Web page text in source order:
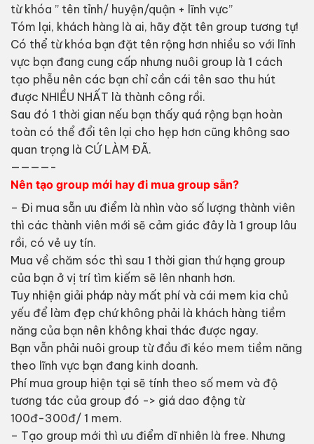
từ khóa ” tên tỉnh/ huyện/quận + lĩnh vực”
Tóm lại, khách hàng là ai, hãy đặt tên group tương tự!
Có thể từ khóa bạn đặt tên rộng hơn nhiều so với lĩnh
vực bạn đang cung cấp nhưng nuôi group là 1 cách
tạo phễu nên các bạn chỉ cần cái tên sao thu hút
được NHIỀU NHẤT là thành công rồi.
Sau đó 1 thời gian nếu bạn thấy quá rộng bạn hoàn
toàn có thể đổi tên lại cho hẹp hơn cũng không sao
quan trọng là CỨ LÀM ĐÃ.
————-
Nên tạo group mới hay đi mua group sẵn?
– Đi mua sẵn ưu điểm là nhìn vào số lượng thành viên
thì các thành viên mới sẽ cảm giác đây là 1 group lâu
rồi, có vẻ uy tín.
Mua về chăm sóc thì sau 1 thời gian thứ hạng group
của bạn ở vị trí tìm kiếm sẽ lên nhanh hơn.
Tuy nhiện giải pháp này mất phí và cái mem kia chủ
yếu để làm đẹp chứ không phải là khách hàng tiềm
năng của bạn nên không khai thác được ngay.
Bạn vẫn phải nuôi group từ đầu đi kéo mem tiềm năng
theo lĩnh vực bạn đang kinh doanh.
Phí mua group hiện tại sẽ tính theo số mem và độ
tương tác của group đó -> giá dao động từ
100đ-300đ/ 1 mem.
– Tạo group mới thì ưu điểm dĩ nhiên là free. Nhưng